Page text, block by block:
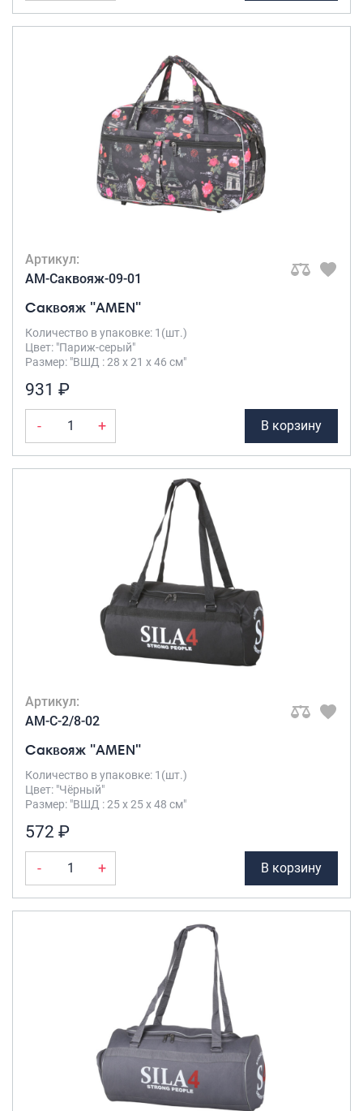
Артикул:
AM-Саквояж-09-01
Саквояж "AMEN"
Количество в упаковке: 1(шт.)
Цвет: "Париж-серый"
Размер: "ВШД : 28 х 21 х 46 см"
931 ₽
- + В корзину
Артикул:
AM-C-2/8-02
Саквояж "AMEN"
Количество в упаковке: 1(шт.)
Цвет: "Чёрный"
Размер: "ВШД : 25 х 25 х 48 см"
572 ₽
- + В корзину